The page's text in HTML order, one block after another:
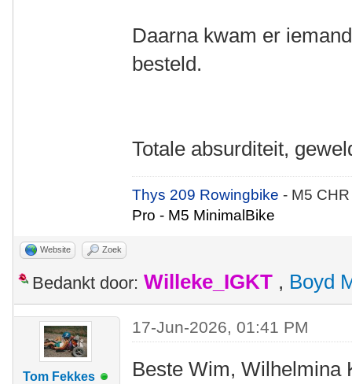
Daarna kwam er
besteld.
Totale absurditeit,
Thys 209 Rowingbike- M5
Pro - M5 MinimalBike
Website Zoek
Bedankt door: Willeke_IGKT , Boyd
Tom Fekkes
17-Jun-2026, 01:41 PM
Beste Wim, Wilhelmina